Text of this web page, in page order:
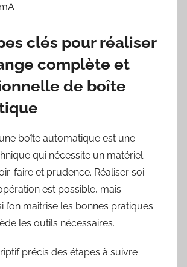
clés pour réaliser
complète et
de boîte
boîte automatique est une
qui nécessite un matériel
faire et prudence. Réaliser soi-
est possible, mais
l’on maîtrise les bonnes pratiques
les outils nécessaires.
précis des étapes à suivre :